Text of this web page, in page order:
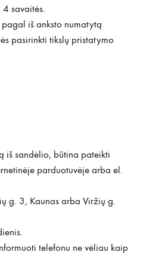
savaitės.
iš anksto numatytą
pasirinkti tikslų pristatymo
iš sandėlio, būtina pateikti
parduotuvėje arba el.
g. 3, Kaunas arba Viržių g.
telefonu ne vėliau kaip